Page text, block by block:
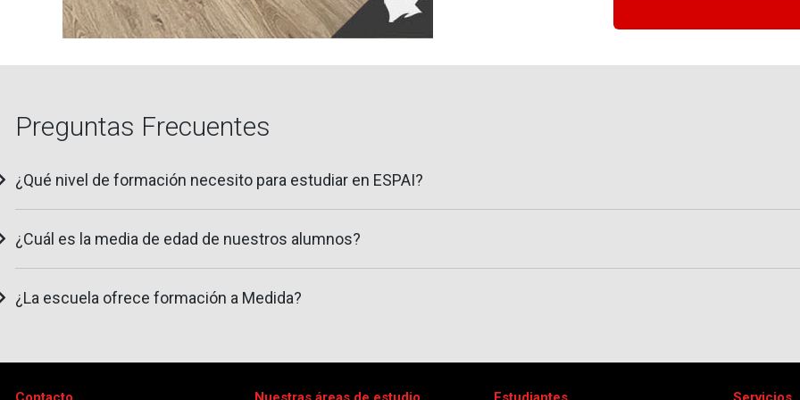
Preguntas Frecuentes
¿Qué nivel de formación necesito para estudiar en ESPAI?
¿Cuál es la media de edad de nuestros alumnos?
¿La escuela ofrece formación a Medida?